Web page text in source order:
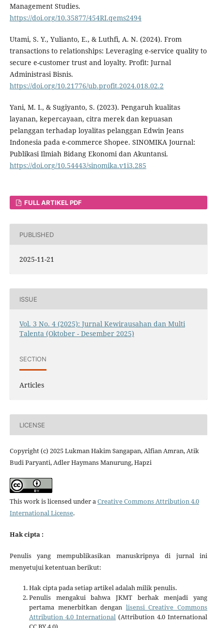
Management Studies.
https://doi.org/10.35877/454RI.qems2494
Utami, S. Y., Yulianto, E., & Luthfi, A. N. (2024). From
transactions to relationships: Leveraging e-service quality to
secure e-customer trust and loyalty. Profit: Jurnal
Administrasi Bisnis.
https://doi.org/10.21776/ub.profit.2024.018.02.2
Yani, M. I., & Sugiyanto, S. (2023). Pengaruh kualitas
layanan, kepercayaan, citra merek dan kepuasan
pelanggan terhadap loyalitas pelanggan Edwin Jeans
Indonesia pada e-commerce Shopee. SINOMIKA Journal:
Publikasi Ilmiah Bidang Ekonomi dan Akuntansi.
https://doi.org/10.54443/sinomika.v1i3.285
FULL ARTIKEL PDF
PUBLISHED
2025-11-21
ISSUE
Vol. 3 No. 4 (2025): Jurnal Kewirausahan dan Multi
Talenta (Oktober - Desember 2025)
SECTION
Articles
LICENSE
Copyright (c) 2025 Lukman Hakim Sangapan, Alfian Amran, Atik
Budi Paryanti, Adler Haymans Manurung, Hapzi
This work is licensed under aCreative Commons Attribution 4.0
International License.
Hak cipta :
Penulis yang mempublikasikan manuskripnya di jurnal ini
menyetujui ketentuan berikut:
Hak cipta pada setiap artikel adalah milik penulis.
Penulis mengakui bahwa JKMT berhak menjadi yang
pertama menerbitkan dengan lisensi Creative Commons
Attribution 4.0 International (Attribution 4.0 International